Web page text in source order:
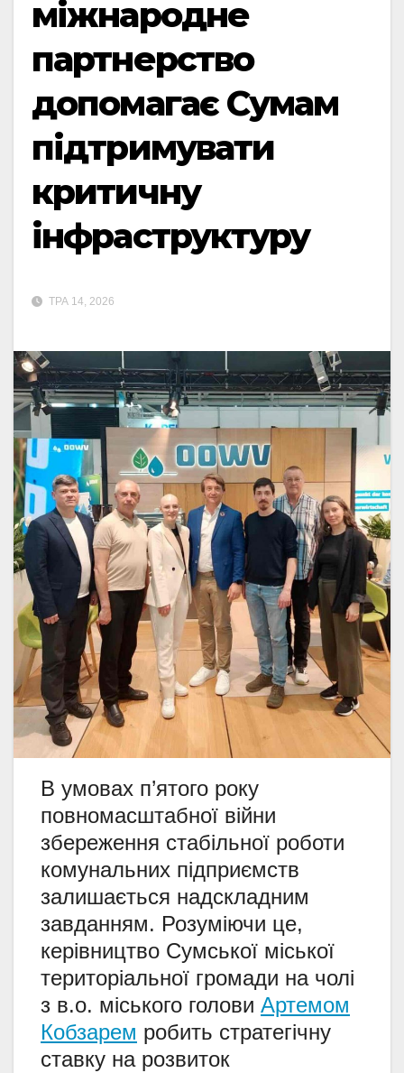
міжнародне
партнерство
допомагає Сумам
підтримувати
критичну
інфраструктуру
ТРА 14, 2026
В умовах п’ятого року
повномасштабної війни
збереження стабільної роботи
комунальних підприємств
залишається надскладним
завданням. Розуміючи це,
керівництво Сумської міської
територіальної громади на чолі
з в.о. міського голови Артемом
Кобзарем робить стратегічну
ставку на розвиток